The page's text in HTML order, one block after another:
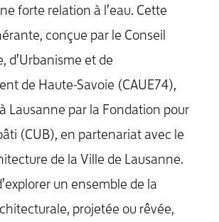
forte relation à l’eau. Cette
conçue par le Conseil
d’Urbanisme et de
de Haute-Savoie (CAUE74),
Lausanne par la Fondation pour
(CUB), en partenariat avec le
de la Ville de Lausanne.
un ensemble de la
projetée ou rêvée,